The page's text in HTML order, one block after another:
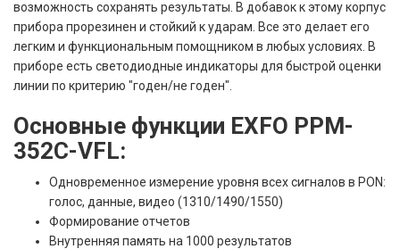
возможность сохранять результаты. В добавок к этому корпус
прибора прорезинен и стойкий к ударам. Все это делает его
легким и функциональным помощником в любых условиях. В
приборе есть светодиодные индикаторы для быстрой оценки
линии по критерию "годен/не годен".
Основные функции EXFO PPM-
352C-VFL:
Одновременное измерение уровня всех сигналов в PON:
голос, данные, видео (1310/1490/1550)
Формирование отчетов
Внутренняя память на 1000 результатов